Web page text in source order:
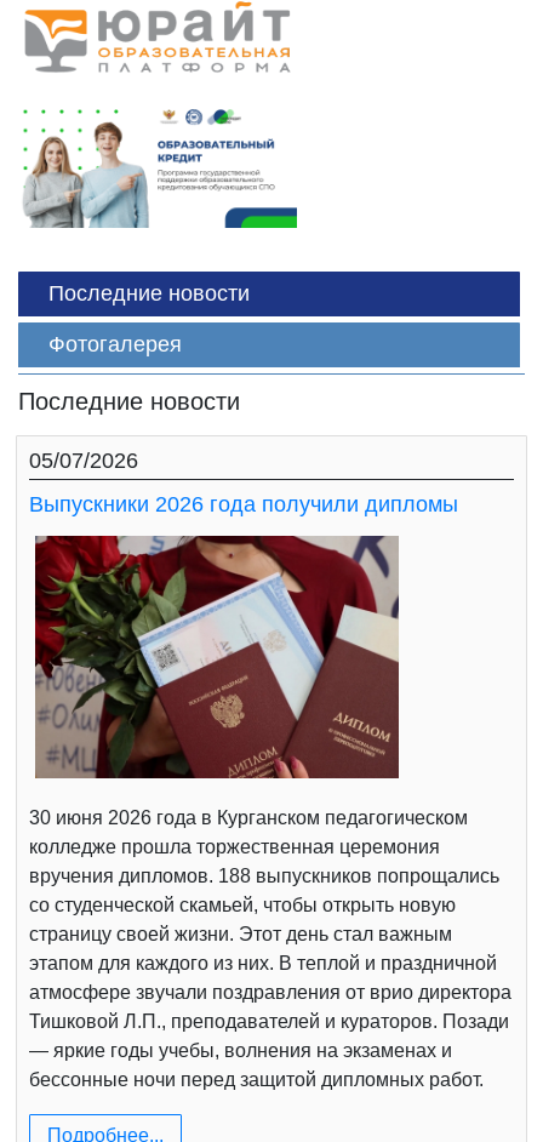
Последние новости
Фотогалерея
Последние новости
05/07/2026
Выпускники 2026 года получили дипломы
30 июня 2026 года в Курганском педагогическом
колледже прошла торжественная церемония
вручения дипломов. 188 выпускников попрощались
со студенческой скамьей, чтобы открыть новую
страницу своей жизни. Этот день стал важным
этапом для каждого из них. В теплой и праздничной
атмосфере звучали поздравления от врио директора
Тишковой Л.П., преподавателей и кураторов. Позади
— яркие годы учебы, волнения на экзаменах и
бессонные ночи перед защитой дипломных работ.
Подробнее...